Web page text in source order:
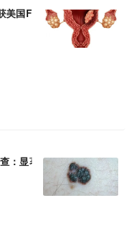
美国FDA受理：治疗MSI-H/
：显著降低复发风险、延长